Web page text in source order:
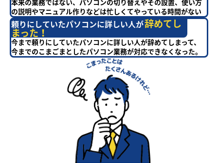
本来の業務ではない、パソコンの切り替えやその設置、使い方
の説明やマニュアル作りなどは忙しくてやっている時間がない
頼りにしていたパソコンに詳しい人が辞めてし
まった！
今まで頼りにしていたパソコンに詳しい人が辞めてしまって、
今までのこまごまとしたパソコン業務が対応できなくなった。